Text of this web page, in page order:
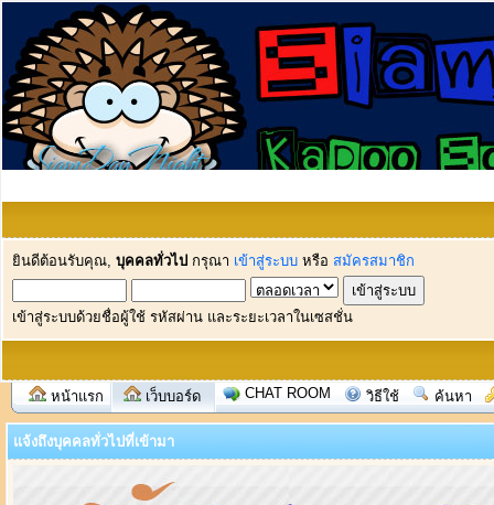
ยินดีต้อนรับคุณ, บุคคลทั่วไป กรุณา เข้าสู่ระบบ หรือ สมัครสมาชิก
เข้าสู่ระบบด้วยชื่อผู้ใช้ รหัสผ่าน และระยะเวลาในเซสชั่น
หน้าแรก เว็บบอร์ด CHAT ROOM วิธีใช้ ค้นหา
แจ้งถึงบุคคลทั่วไปที่เข้ามา